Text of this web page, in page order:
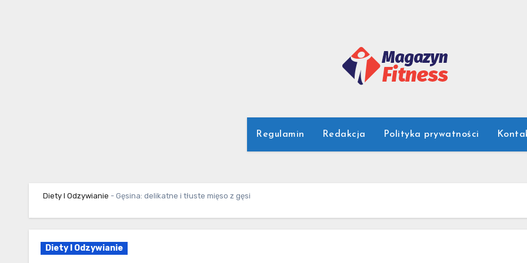
Regulamin Redakcja Polityka prywatności
Diety I Odzywianie - Gęsina: delikatne i tłuste mięso z gęsi
Diety I Odzywianie